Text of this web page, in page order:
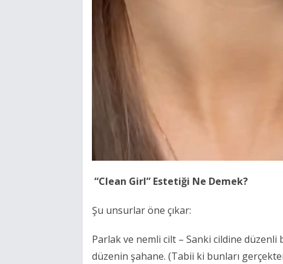
“Clean Girl” Estetiği Ne Demek?
Şu unsurlar öne çıkar:
Parlak ve nemli cilt – Sanki cildine düzenli
düzenin şahane. (Tabii ki bunları